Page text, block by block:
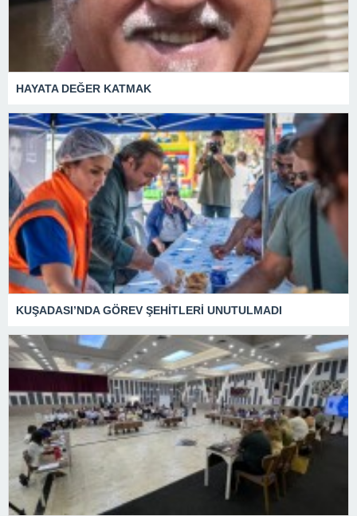
HAYATA DEĞER KATMAK
KUŞADASI’NDA GÖREV ŞEHİTLERİ UNUTULMADI